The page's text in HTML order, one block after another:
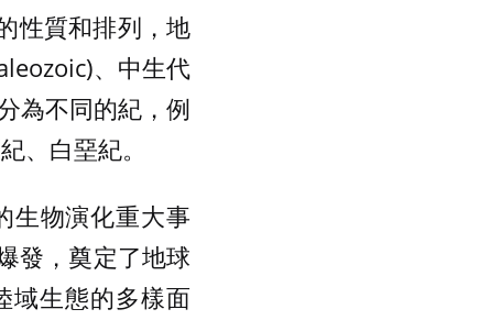
性質和排列，地
、中生代
為不同的紀，例
、白堊紀。
生物演化重大事
發，奠定了地球
域生態的多樣面